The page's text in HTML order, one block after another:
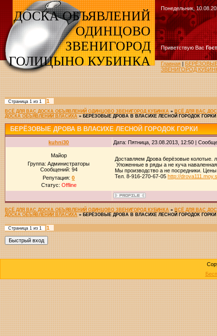
ДОСКА ОБЪЯВЛЕНИЙ
ОДИНЦОВО
ЗВЕНИГОРОД
ГОЛИЦЫНО КУБИНКА
Понедельник,
Приветствую Вас
Главная|
ЗВЕНИГОРОД
Страница 1из 1 1
ВСЁ ДЛЯ ВАС ДОСКА ОБЪЯВЛЕНИЙ ОДИНЦОВО ЗВЕНИГОРОД КУБИНКА » ВСЁ ДЛЯ ВАС
ДОСКА ОБЪЯВЛЕНИЙ ВЛАСИХА » БЕРЁЗОВЫЕ ДРОВА В ВЛАСИХЕ ЛЕСНОЙ ГОРОДОК ГОРКИ
БЕРЁЗОВЫЕ ДРОВА В ВЛАСИХЕ ЛЕСНОЙ ГОРОДОК ГОРКИ
kuhni30 Дата: Пятница, 23.08.2013, 12:50 |
Майор
Группа: Администраторы
Сообщений: 94
Репутация:0
Статус: Offline
Доставляем Дрова берёзовые колотые.
Уложенные в ряды а не куча
Мы производство а не посредники.
Тел. 8-916-270-67-05 http://
ВСЁ ДЛЯ ВАС ДОСКА ОБЪЯВЛЕНИЙ ОДИНЦОВО ЗВЕНИГОРОД КУБИНКА » ВСЁ ДЛЯ ВАС
ДОСКА ОБЪЯВЛЕНИЙ ВЛАСИХА » БЕРЁЗОВЫЕ ДРОВА В ВЛАСИХЕ ЛЕСНОЙ ГОРОДОК ГОРКИ
Страница 1из 1 1